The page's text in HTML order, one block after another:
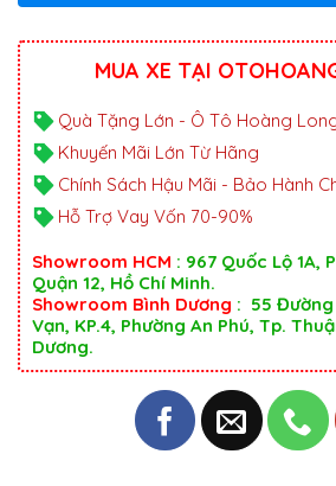
MUA XE TẠI
Quà Tặng Lớn - Ô Tô Hoàng
Khuyến Mãi Lớn Từ Hãng
Chính Sách Hậu Mãi - Bảo Hành
Hỗ Trợ Vay Vốn 70-90%
Showroom HCM : 967 Quốc Lộ 1A,
Quận 12, Hồ Chí Minh.
Showroom Bình Dương : 55 Đường
Vạn, KP.4, Phường An Phú, Tp.
Dương.